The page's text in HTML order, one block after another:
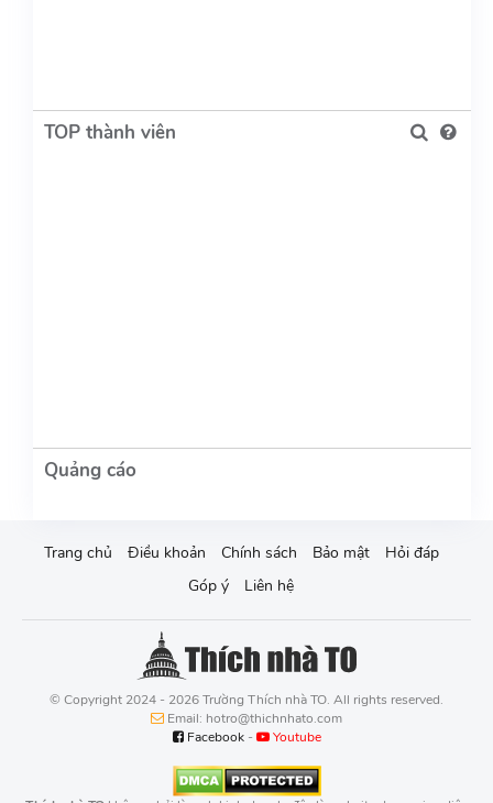
TOP thành viên
Trang chủ Điều khoản Chính sách Bảo mật
Hỏi đáp
Góp ý
Liên hệ
© Copyright 2024 - 2026 Trường Thích nhà TO. All rights reserved.
Email: hotro@thichnhato.com
Facebook- Youtube